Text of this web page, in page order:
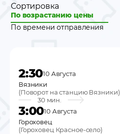
Сортировка
По возрастанию цены
По времени отправления
2:3010 Августа
Вязники
(Поворот на станцию Вязники)
30 мин.
3:0010 Августа
Гороховец
(Гороховец Красное-село)